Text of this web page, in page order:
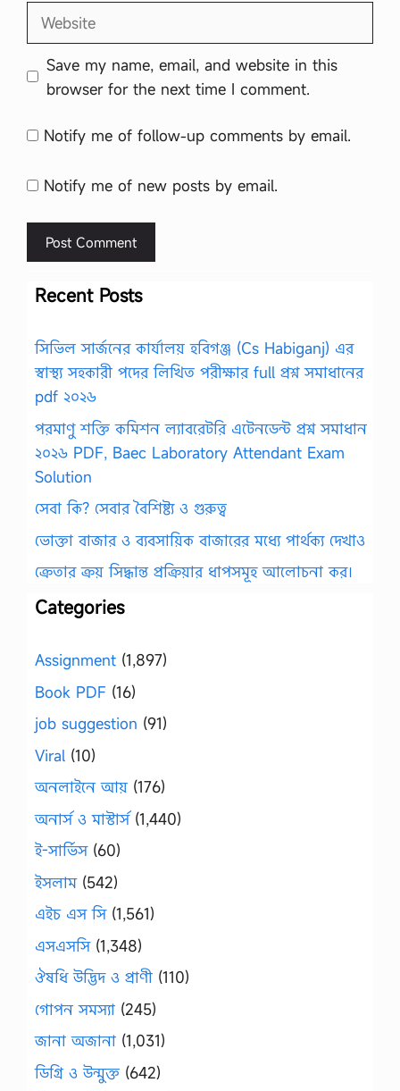
Website
Save my name, email, and website in this
browser for the next time I comment.
Notify me of follow-up comments by email.
Notify me of new posts by email.
Recent Posts
সিভিল সার্জনের কার্যালয় হবিগঞ্জ (Cs Habiganj) এর
স্বাস্থ্য সহকারী পদের লিখিত পরীক্ষার full প্রশ্ন সমাধানের
pdf ২০২৬
পরমাণু শক্তি কমিশন ল্যাবরেটরি এটেনডেন্ট প্রশ্ন সমাধান
২০২৬ PDF, Baec Laboratory Attendant Exam
Solution
সেবা কি? সেবার বৈশিষ্ট্য ও গুরুত্ব
ভোক্তা বাজার ও ব্যবসায়িক বাজারের মধ্যে পার্থক্য দেখাও
ক্রেতার ক্রয় সিদ্ধান্ত প্রক্রিয়ার ধাপসমূহ আলোচনা কর।
Categories
Assignment (1,897)
Book PDF (16)
job suggestion (91)
Viral (10)
অনলাইনে আয় (176)
অনার্স ও মাস্টার্স(1,440)
ই-সার্ভিস(60)
ইসলাম(542)
এইচ এস সি(1,561)
এসএসসি(1,348)
ঔষধি উদ্ভিদ ও প্রাণী (110)
গোপন সমস্যা (245)
জানা অজানা (1,031)
ডিগ্রি ও উন্মুক্ত (642)